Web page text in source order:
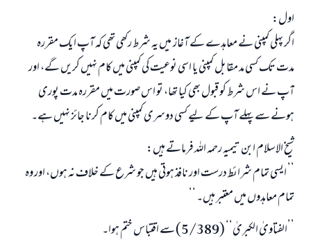
اول:
اگر پہلی کمپنی نے معاہدے کے آغاز میں یہ شرط رکھی تھی کہ آپ ایک مقررہ
مدت تک کسی مد مقابل کمپنی یا اسی نوعیت کی کمپنی میں کام نہیں کریں گے، اور
آپ نے اس شرط کو قبول بھی کیا تھا، تو اس صورت میں مقررہ مدت پوری
ہونے سے پہلے آپ کے لیے کسی دوسری کمپنی میں کام کرنا جائز نہیں ہے۔
شیخ الاسلام ابن تیمیہ رحمہ اللہ فرماتے ہیں:
’’ ایسی تمام شرائط درست اور نافذ ہوتی ہیں جو شرع کے خلاف نہ ہوں، اور وہ
تمام معاہدوں میں معتبر ہیں۔ ‘‘
’’الفتاویٰ الکبریٰ‘‘ (5/389) سے اقتباس ختم ہوا۔